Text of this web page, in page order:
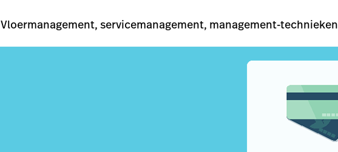
Vloermanagement, servicemanagement, management-